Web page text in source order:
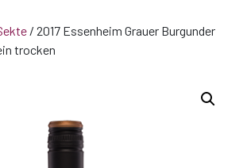
/ 2017 Essenheim Grauer Burgunder
trocken